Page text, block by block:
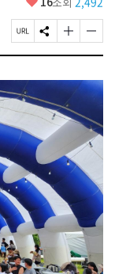
요
페
이
U
R
L
복
사
S
N
공
유
하
기
글
자
기
크
게
변
경
하
기
글
자
기
작
게
변
경
하
기